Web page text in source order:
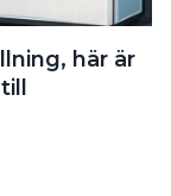
här är